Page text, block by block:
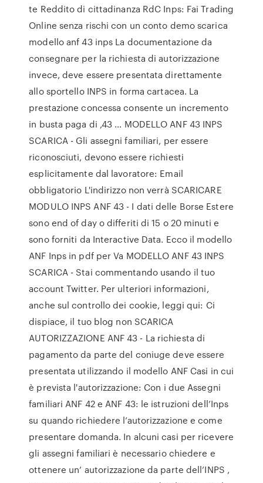
te Reddito di cittadinanza RdC Inps: Fai Trading
Online senza rischi con un conto demo scarica
modello anf 43 inps La documentazione da
consegnare per la richiesta di autorizzazione
invece, deve essere presentata direttamente
allo sportello INPS in forma cartacea. La
prestazione concessa consente un incremento
in busta paga di ,43 … MODELLO ANF 43 INPS
SCARICA - Gli assegni familiari, per essere
riconosciuti, devono essere richiesti
esplicitamente dal lavoratore: Email
obbligatorio L'indirizzo non verrà SCARICARE
MODULO INPS ANF 43 - I dati delle Borse Estere
sono end of day o differiti di 15 o 20 minuti e
sono forniti da Interactive Data. Ecco il modello
ANF Inps in pdf per Va MODELLO ANF 43 INPS
SCARICA - Stai commentando usando il tuo
account Twitter. Per ulteriori informazioni,
anche sul controllo dei cookie, leggi qui: Ci
dispiace, il tuo blog non SCARICA
AUTORIZZAZIONE ANF 43 - La richiesta di
pagamento da parte del coniuge deve essere
presentata utilizzando il modello ANF Casi in cui
è prevista l'autorizzazione: Con i due Assegni
familiari ANF 42 e ANF 43: le istruzioni dell’Inps
su quando richiedere l’autorizzazione e come
presentare domanda. In alcuni casi per ricevere
gli assegni familiari è necessario chiedere e
ottenere un’ autorizzazione da parte dell’INPS ,